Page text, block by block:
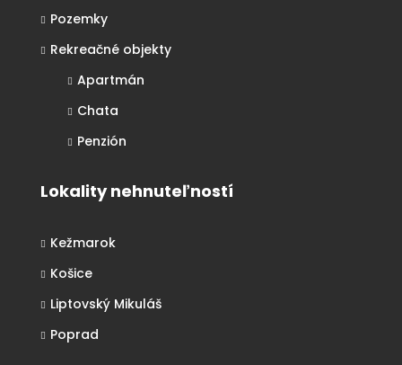
Pozemky
Rekreačné objekty
Apartmán
Chata
Penzión
Lokality nehnuteľností
Kežmarok
Košice
Liptovský Mikuláš
Poprad